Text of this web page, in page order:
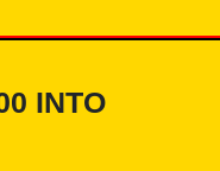
INTO